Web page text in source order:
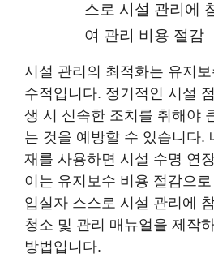
스로 시설 관리에
여 관리 비용 절감
시설 관리의 최적화는 유지
수적입니다. 정기적인 시설
생 시 신속한 조치를 취해야
는 것을 예방할 수 있습니다.
재를 사용하면 시설 수명 연
이는 유지보수 비용 절감으
입실자 스스로 시설 관리에
청소 및 관리 매뉴얼을 제작
방법입니다.